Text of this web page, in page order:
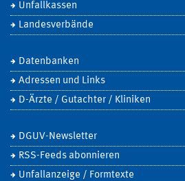
Unfallkassen
Landesverbände
Datenbanken
Adressen und Links
D-Ärzte / Gutachter / Kliniken
DGUV-Newsletter
RSS-Feeds abonnieren
Unfallanzeige / Formtexte